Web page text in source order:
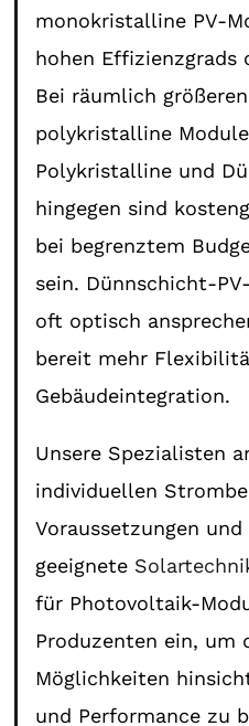
monokristalline PV-
hohen Effizienzgrads
Bei räumlich
polykristalline
Polykristalline und
hingegen sind
bei begrenztem
sein. Dünnschicht-
oft optisch
bereit mehr
Gebäudeintegration.
Unsere Spezialisten
individuellen
Voraussetzungen
geeignete
für Photovoltaik-
Produzenten ein, um
Möglichkeiten
und Performance zu